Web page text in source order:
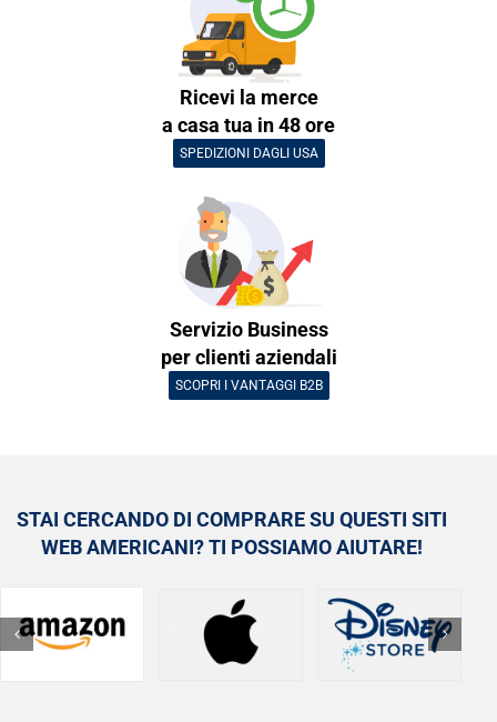
Ricevi la merce
a casa tua in 48 ore
SPEDIZIONI DAGLI USA
Servizio Business
per clienti aziendali
SCOPRI I VANTAGGI B2B
STAI CERCANDO DI COMPRARE SU QUESTI SITI
WEB AMERICANI? TI POSSIAMO AIUTARE!